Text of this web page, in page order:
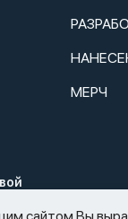
МЕРЧ
закон